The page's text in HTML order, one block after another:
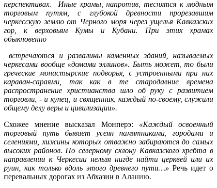
перспективах. Иные храмы, напротив, теснятся к людным
торговым путям, с глубокой древности прорезавшим
черкесскую землю от Черного моря через ущелья Кавказских
гор, к верховьям Кумы и Кубани. При этих храмах
обыкновенно
встречаются и развалины каменных зданий, называемых
черкесами вообще «домами эллинов». Быть может, то были
греческие монастырские подворья, с устроенными при них
караван-сараями, так как в те стародавние времена
распространение христианства шло об руку с развитием
торговли, - и купец, и священник, каждый по-своему, служили
общему делу веры и цивилизации».
Схожее мнение высказал Монперэ: «Каждый освоенный
торговый путь бывает усеян памятниками, городами и
селениями, хижины которых отважно забираются до самых
высоких районов. По северному склону Кавказского хребта в
направлении к Черкесии нельзя нигде найти церквей или их
руин, как только вдоль этого древнего пути…» Речь идет о
перевальных дорогах из Абхазии в Аланию.